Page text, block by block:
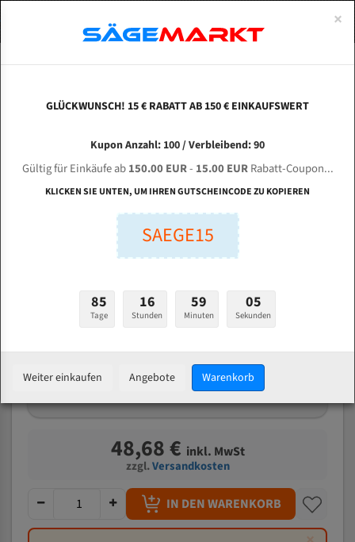
BAUER VG 450 L-ST für 4450 mm Bi-Metall
Bandsägeblätter
Bandsägeblätter für Bauer
Länge (mm):
Welche Zahn soll ich wählen?
48,68 € inkl. MwSt
zzgl.Versandkosten
IN DEN WARENKORB
ABOUTS
ENGLISH
Bi-Metall Meterware
Fleischerei Bandsägeblätter
Bandmesser Glatt Meterware
Konvex Meterware
×
GLÜCKWUNSCH! 15 € RABATT AB 150 € EINKAUFSWERT
Kupon Anzahl: 100 / Verbleibend: 90
Gültig für Einkäufe ab150.00 EUR- 15.00 EURRabatt-Coupon...
KLICKEN SIE UNTEN, UM IHREN GUTSCHEINCODE ZU KOPIEREN
SAEGE15
85
Tage
16
Stunden
59
Minuten
04
Sekunden
Weiter einkaufen Angebote Warenkorb